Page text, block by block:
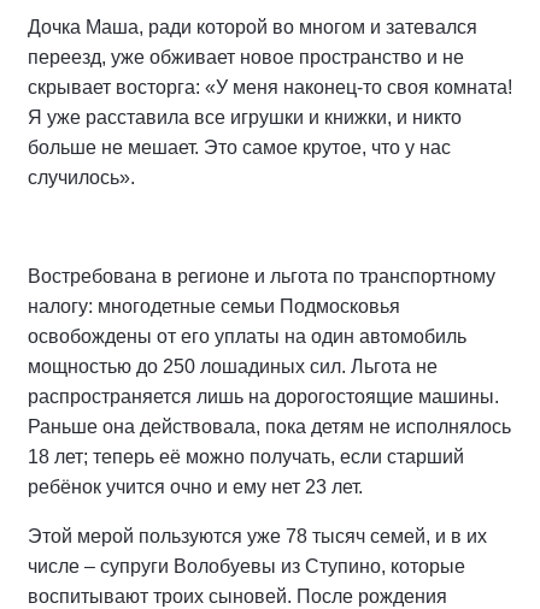
Дочка Маша, ради которой во многом и затевался
переезд, уже обживает новое пространство и не
скрывает восторга: «У меня наконец-то своя комната!
Я уже расставила все игрушки и книжки, и никто
больше не мешает. Это самое крутое, что у нас
случилось».
Востребована в регионе и льгота по транспортному
налогу: многодетные семьи Подмосковья
освобождены от его уплаты на один автомобиль
мощностью до 250 лошадиных сил. Льгота не
распространяется лишь на дорогостоящие машины.
Раньше она действовала, пока детям не исполнялось
18 лет; теперь её можно получать, если старший
ребёнок учится очно и ему нет 23 лет.
Этой мерой пользуются уже 78 тысяч семей, и в их
числе – супруги Волобуевы из Ступино, которые
воспитывают троих сыновей. После рождения